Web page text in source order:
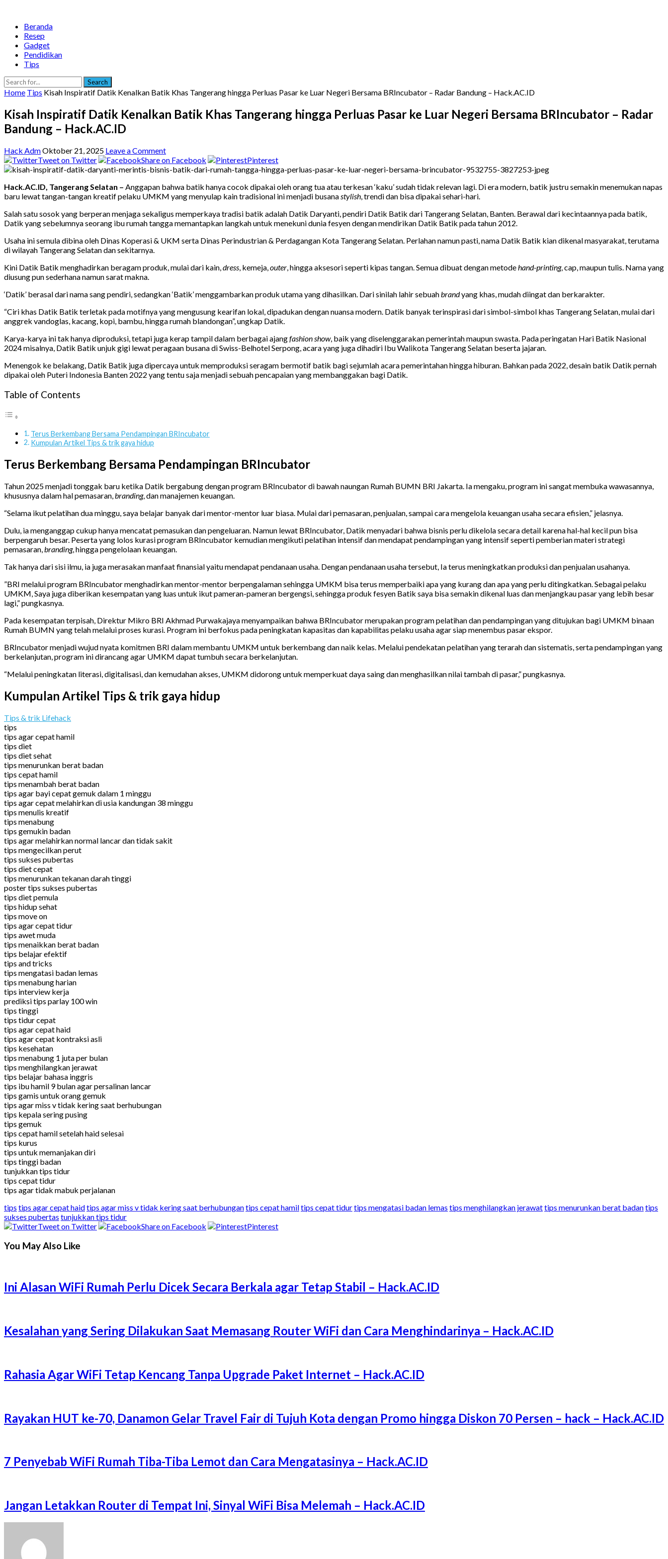
Beranda
Resep
Gadget
Pendidikan
Tips
Search
Home Tips Kisah Inspiratif Datik Kenalkan Batik Khas Tangerang hingga Perluas Pasar ke Luar Negeri Bersama BRIncubator – Radar Bandung – Hack.AC.ID
Kisah Inspiratif Datik Kenalkan Batik Khas Tangerang hingga Perluas Pasar ke Luar Negeri Bersama BRIncubator – Radar
Bandung – Hack.AC.ID
Hack AdmOktober 21, 2025 Leave a Comment
Tweet on Twitter
Share on Facebook Pinterest
Hack.AC.ID, Tangerang Selatan – Anggapan bahwa batik hanya cocok dipakai oleh orang tua atau terkesan ‘kaku’ sudah tidak relevan lagi. Di era modern, batik justru semakin menemukan napas
baru lewat tangan-tangan kreatif pelaku UMKM yang menyulap kain tradisional ini menjadi busanastylish, trendi dan bisa dipakai sehari-hari.
Salah satu sosok yang berperan menjaga sekaligus memperkaya tradisi batik adalah Datik Daryanti, pendiri Datik Batik dari Tangerang Selatan, Banten. Berawal dari kecintaannya pada batik,
Datik yang sebelumnya seorang ibu rumah tangga memantapkan langkah untuk menekuni dunia fesyen dengan mendirikan Datik Batik pada tahun 2012.
Usaha ini semula dibina oleh Dinas Koperasi & UKM serta Dinas Perindustrian & Perdagangan Kota Tangerang Selatan. Perlahan namun pasti, nama Datik Batik kian dikenal masyarakat, terutama
di wilayah Tangerang Selatan dan sekitarnya.
Kini Datik Batik menghadirkan beragam produk, mulai dari kain,dress, kemeja,outer, hingga aksesori seperti kipas tangan. Semua dibuat dengan metodehand-printing, cap, maupun tulis. Nama yang
diusung pun sederhana namun sarat makna.
‘Datik’ berasal dari nama sang pendiri, sedangkan ‘Batik’ menggambarkan produk utama yang dihasilkan. Dari sinilah lahir sebuahbrandyang khas, mudah diingat dan berkarakter.
“Ciri khas Datik Batik terletak pada motifnya yang mengusung kearifan lokal, dipadukan dengan nuansa modern. Datik banyak terinspirasi dari simbol-simbol khas Tangerang Selatan, mulai dari
anggrek vandoglas, kacang, kopi, bambu, hingga rumah blandongan”, ungkap Datik.
Karya-karya ini tak hanya diproduksi, tetapi juga kerap tampil dalam berbagai ajangfashion show, baik yang diselenggarakan pemerintah maupun swasta. Pada peringatan Hari Batik Nasional
2024 misalnya, Datik Batik unjuk gigi lewat peragaan busana di Swiss-Belhotel Serpong, acara yang juga dihadiri Ibu Walikota Tangerang Selatan beserta jajaran.
Menengok ke belakang, Datik Batik juga dipercaya untuk memproduksi seragam bermotif batik bagi sejumlah acara pemerintahan hingga hiburan. Bahkan pada 2022, desain batik Datik pernah
dipakai oleh Puteri Indonesia Banten 2022 yang tentu saja menjadi sebuah pencapaian yang membanggakan bagi Datik.
Table of Contents
Terus Berkembang Bersama Pendampingan BRIncubator
Kumpulan Artikel Tips & trik gaya hidup
Terus Berkembang Bersama Pendampingan BRIncubator
Tahun 2025 menjadi tonggak baru ketika Datik bergabung dengan program BRIncubator di bawah naungan Rumah BUMN BRI Jakarta. Ia mengaku, program ini sangat membuka wawasannya,
khususnya dalam hal pemasaran,branding, dan manajemen keuangan.
“Selama ikut pelatihan dua minggu, saya belajar banyak dari mentor-mentor luar biasa. Mulai dari pemasaran, penjualan, sampai cara mengelola keuangan usaha secara efisien,” jelasnya.
Dulu, ia menganggap cukup hanya mencatat pemasukan dan pengeluaran. Namun lewat BRIncubator, Datik menyadari bahwa bisnis perlu dikelola secara detail karena hal-hal kecil pun bisa
berpengaruh besar. Peserta yang lolos kurasi program BRIncubator kemudian mengikuti pelatihan intensif dan mendapat pendampingan yang intensif seperti pemberian materi strategi
pemasaran,branding, hingga pengelolaan keuangan.
Tak hanya dari sisi ilmu, ia juga merasakan manfaat finansial yaitu mendapat pendanaan usaha. Dengan pendanaan usaha tersebut, Ia terus meningkatkan produksi dan penjualan usahanya.
”BRI melalui program BRIncubator menghadirkan mentor-mentor berpengalaman sehingga UMKM bisa terus memperbaiki apa yang kurang dan apa yang perlu ditingkatkan. Sebagai pelaku
UMKM, Saya juga diberikan kesempatan yang luas untuk ikut pameran-pameran bergengsi, sehingga produk fesyen Batik saya bisa semakin dikenal luas dan menjangkau pasar yang lebih besar
lagi,” pungkasnya.
Pada kesempatan terpisah, Direktur Mikro BRI Akhmad Purwakajaya menyampaikan bahwa BRIncubator merupakan program pelatihan dan pendampingan yang ditujukan bagi UMKM binaan
Rumah BUMN yang telah melalui proses kurasi. Program ini berfokus pada peningkatan kapasitas dan kapabilitas pelaku usaha agar siap menembus pasar ekspor.
BRIncubator menjadi wujud nyata komitmen BRI dalam membantu UMKM untuk berkembang dan naik kelas. Melalui pendekatan pelatihan yang terarah dan sistematis, serta pendampingan yang
berkelanjutan, program ini dirancang agar UMKM dapat tumbuh secara berkelanjutan.
“Melalui peningkatan literasi, digitalisasi, dan kemudahan akses, UMKM didorong untuk memperkuat daya saing dan menghasilkan nilai tambah di pasar,” pungkasnya.
Kumpulan Artikel Tips & trik gaya hidup
Tips & trik Lifehack
tips
tips agar cepat hamil
tips diet
tips diet sehat
tips menurunkan berat badan
tips cepat hamil
tips menambah berat badan
tips agar bayi cepat gemuk dalam 1 minggu
tips agar cepat melahirkan di usia kandungan 38 minggu
tips menulis kreatif
tips menabung
tips gemukin badan
tips agar melahirkan normal lancar dan tidak sakit
tips mengecilkan perut
tips sukses pubertas
tips diet cepat
tips menurunkan tekanan darah tinggi
poster tips sukses pubertas
tips diet pemula
tips hidup sehat
tips move on
tips agar cepat tidur
tips awet muda
tips menaikkan berat badan
tips belajar efektif
tips and tricks
tips mengatasi badan lemas
tips menabung harian
tips interview kerja
prediksi tips parlay 100 win
tips tinggi
tips tidur cepat
tips agar cepat haid
tips agar cepat kontraksi asli
tips kesehatan
tips menabung 1 juta per bulan
tips menghilangkan jerawat
tips belajar bahasa inggris
tips ibu hamil 9 bulan agar persalinan lancar
tips gamis untuk orang gemuk
tips agar miss v tidak kering saat berhubungan
tips kepala sering pusing
tips gemuk
tips cepat hamil setelah haid selesai
tips kurus
tips untuk memanjakan diri
tips tinggi badan
tunjukkan tips tidur
tips cepat tidur
tips agar tidak mabuk perjalanan
tips tips agar cepat haidtips agar miss v tidak kering saat berhubungantips cepat hamiltips cepat tidurtips mengatasi badan lemas tips menghilangkan jerawattips menurunkan berat badantips
sukses pubertas tunjukkan tips tidur
Tweet on Twitter
Share on Facebook Pinterest
You May Also Like
Ini Alasan WiFi Rumah Perlu Dicek Secara Berkala agar Tetap Stabil – Hack.AC.ID
Kesalahan yang Sering Dilakukan Saat Memasang Router WiFi dan Cara Menghindarinya – Hack.AC.ID
Rahasia Agar WiFi Tetap Kencang Tanpa Upgrade Paket Internet – Hack.AC.ID
Rayakan HUT ke-70, Danamon Gelar Travel Fair di Tujuh Kota dengan Promo hingga Diskon 70 Persen – hack – Hack.AC.ID
7 Penyebab WiFi Rumah Tiba-Tiba Lemot dan Cara Mengatasinya – Hack.AC.ID
Jangan Letakkan Router di Tempat Ini, Sinyal WiFi Bisa Melemah – Hack.AC.ID